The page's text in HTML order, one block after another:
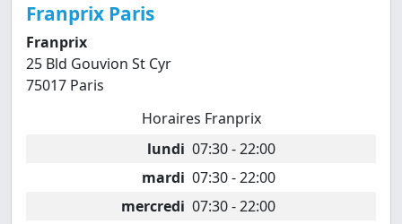
Franprix Paris
Franprix
25 Bld Gouvion St Cyr
75017 Paris
Horaires Franprix
lundi 07:30 - 22:00
mardi 07:30 - 22:00
mercredi 07:30 - 22:00